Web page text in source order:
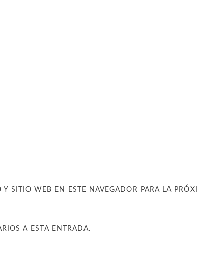
SITIO WEB EN ESTE NAVEGADOR PARA LA
A ESTA ENTRADA.